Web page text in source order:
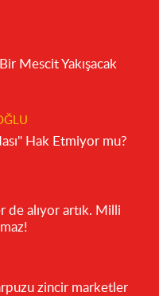
Mescit Yakışacak
Hak Etmiyor mu?
de alıyor artık. Milli
zincir marketler